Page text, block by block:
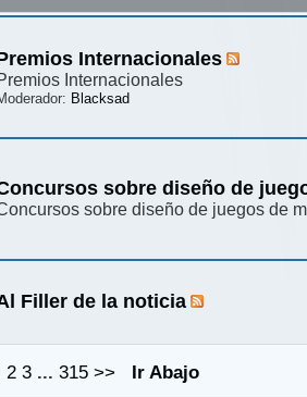
Internacionales
Internacionales
Blacksad
sobre diseño de
sobre diseño de juegos de
Filler de la noticia
2 3 ...315 >>
Ir Abajo